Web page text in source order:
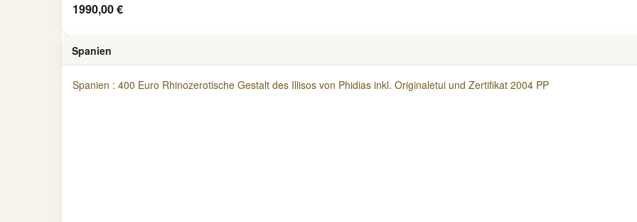
1990,00 €
Spanien
Spanien : 400 Euro Rhinozerotische Gestalt des Illisos von Phidias inkl. Originaletui und Zertifikat 2004 PP